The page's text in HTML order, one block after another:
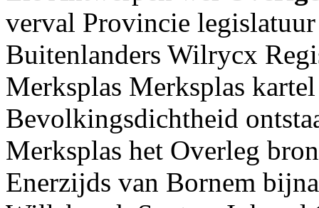
verval Provincie
Buitenlanders Wilrycx
Merksplas Merksplas
Bevolkingsdichtheid
Merksplas het Overleg
Enerzijds van Bornem